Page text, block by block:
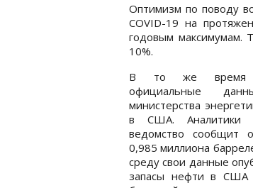
Оптимизм по поводу
COVID-19 на
годовым максимумам.
10%.
В то же время
официальные
министерства
в США. Аналитики
ведомство сообщит
0,985 миллиона
среду свои данные
запасы нефти в США